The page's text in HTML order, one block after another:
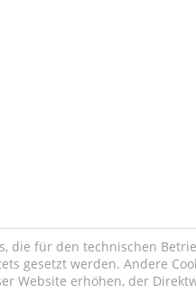
die für den technischen
gesetzt werden. Andere
Website erhöhen, der